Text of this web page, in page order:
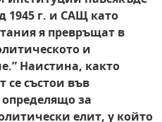
1945 г. и САЩ като
я превръщат в
и
Наистина, както
се състои във
за
елит, у който